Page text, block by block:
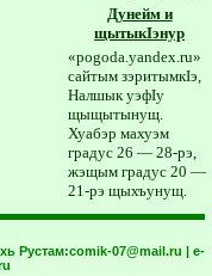
Дунейм и
щытыкIэнур
«pogoda.yandex.ru»
сайтым зэритымкIэ,
Налшык уэфIу
щыщытынущ.
Хуабэр махуэм
градус 26 — 28-рэ,
жэщым градус 20 —
21-рэ щыхъунущ.
Рустам:comik-07@mail.ru | e-